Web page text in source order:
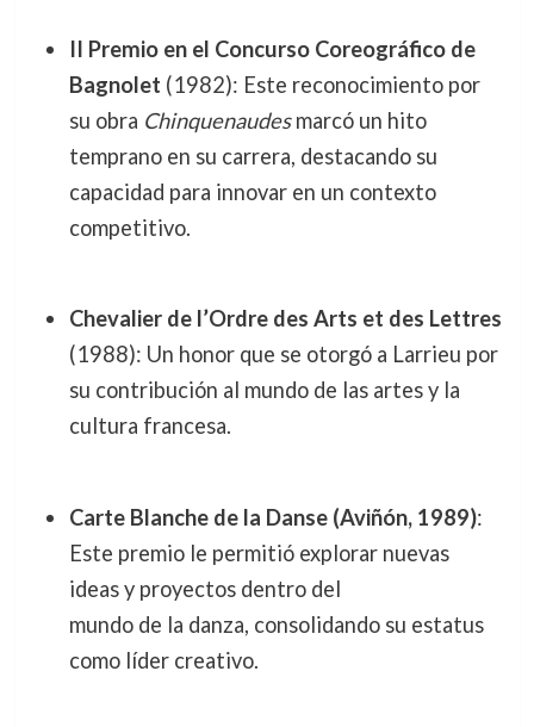
II Premio en el Concurso Coreográfico de
Bagnolet (1982): Este reconocimiento por
su obra Chinquenaudesmarcó un hito
temprano en su carrera, destacando su
capacidad para innovar en un contexto
competitivo.
Chevalier de l’Ordre des Arts et des Lettres
(1988): Un honor que se otorgó a Larrieu por
su contribución al mundo de las artes y la
cultura francesa.
Carte Blanche de la Danse (Aviñón, 1989):
Este premio le permitió explorar nuevas
ideas y proyectos dentro del
mundo de la danza, consolidando su estatus
como líder creativo.